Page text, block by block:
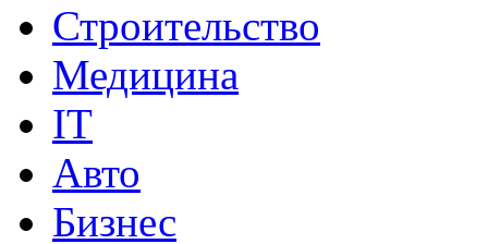
Строительство
Медицина
IT
Авто
Бизнес